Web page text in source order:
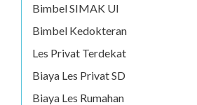
Bimbel SIMAK UI
Bimbel Kedokteran
Les Privat Terdekat
Biaya Les Privat SD
Biaya Les Rumahan